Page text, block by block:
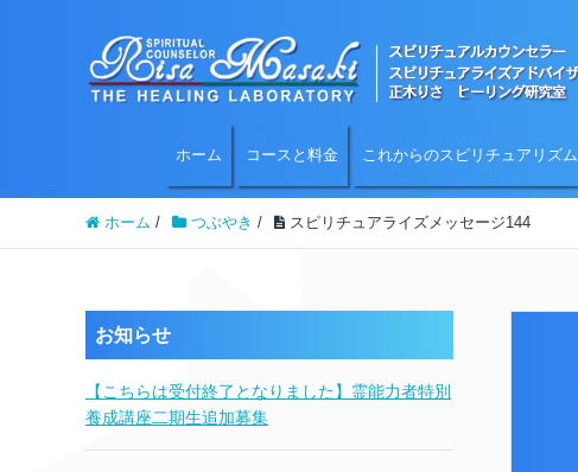
ホーム コースと料金 これからのスピリチュアリズム
ホーム / つぶやき / スピリチュアライズメッセージ144
お知らせ
【こちらは受付終了となりました】霊能力者特別
養成講座二期生追加募集